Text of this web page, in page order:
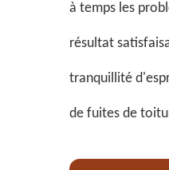
à temps les
résultat
tranquillité
de fuites de